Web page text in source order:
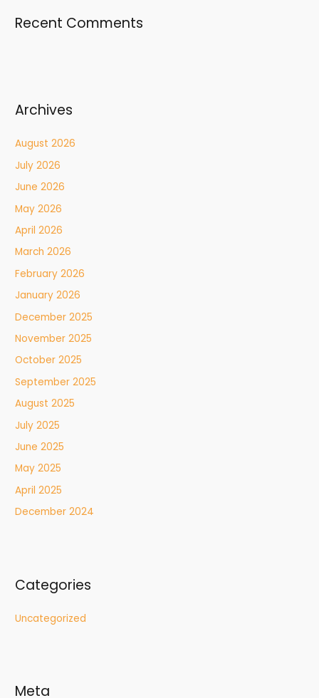
Recent Comments
Archives
August 2026
July 2026
June 2026
May 2026
April 2026
March 2026
February 2026
January 2026
December 2025
November 2025
October 2025
September 2025
August 2025
July 2025
June 2025
May 2025
April 2025
December 2024
Categories
Uncategorized
Meta